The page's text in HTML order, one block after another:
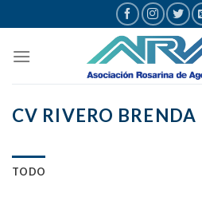
al
contenido
CV RIVERO BRENDA
TODO